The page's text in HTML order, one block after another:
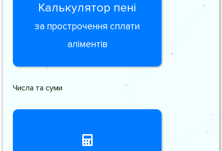
Калькулятор пені
за прострочення сплати
аліментів
Числа та суми